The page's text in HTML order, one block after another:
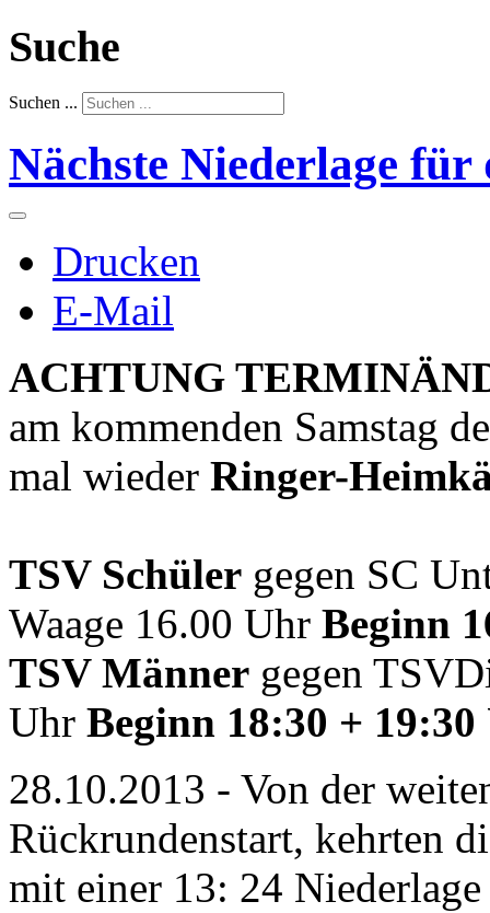
Suche
Suchen ...
Nächste Niederlage
Drucken
E-Mail
ACHTUNG
am kommenden Samstag
mal wieder Ringer-
TSV Schüler gegen SC
Waage 16.00 Uhr Beginn
TSV Männer gegen
Uhr Beginn 18:30 +
28.10.2013 - Von der
Rückrundenstart, kehrten
mit einer 13: 24